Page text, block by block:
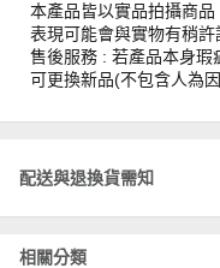
本產品皆以實品拍攝商
表現可能會與實物有稍許
售後服務 : 若產品本身瑕
可更換新品(不包含人為
配送與退換貨需知
相關分類